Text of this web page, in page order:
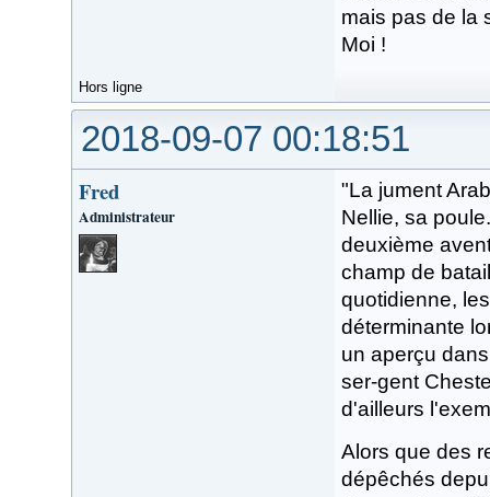
mais pas de la
Moi !
Hors ligne
2018-09-07 00:18:51
Fred
Administrateur
"La jument
Nellie, sa
deuxième
champ de
quotidienne,
déterminante
un aperçu
ser-gent
d'ailleurs
Alors que des
dépêchés